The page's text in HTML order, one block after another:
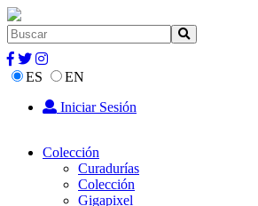
ES
EN
Iniciar Sesión
Colección
Curadurías
Colección
Gigapixel